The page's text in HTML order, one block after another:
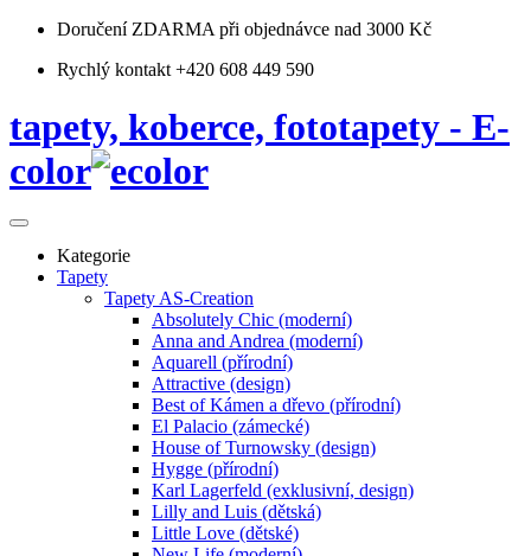
Doručení ZDARMA při objednávce nad 3000 Kč
Rychlý kontakt +420 608 449 590
tapety, koberce, fototapety - E-
color
Kategorie
Tapety
Tapety AS-Creation
Absolutely Chic (moderní)
Anna and Andrea (moderní)
Aquarell (přírodní)
Attractive (design)
Best of Kámen a dřevo (přírodní)
El Palacio (zámecké)
House of Turnowsky (design)
Hygge (přírodní)
Karl Lagerfeld (exklusivní, design)
Lilly and Luis (dětská)
Little Love (dětské)